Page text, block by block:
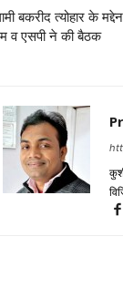
बकरीद त्योहार के
व एसपी ने की बैठक